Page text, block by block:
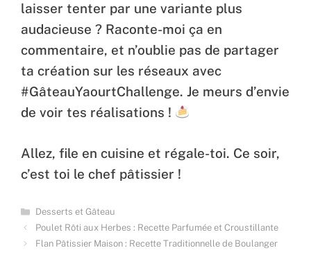
laisser tenter par une variante plus
audacieuse ? Raconte-moi ça en
commentaire, et n’oublie pas de partager
ta création sur les réseaux avec
#GâteauYaourtChallenge. Je meurs d’envie
de voir tes réalisations !
Allez, file en cuisine et régale-toi. Ce soir,
c’est toi le chef pâtissier !
Categories
Desserts et Gâteau
Poulet Rôti aux Herbes : Recette Parfumée et Croustillante
Flan Pâtissier Maison : Recette Traditionnelle de Boulanger